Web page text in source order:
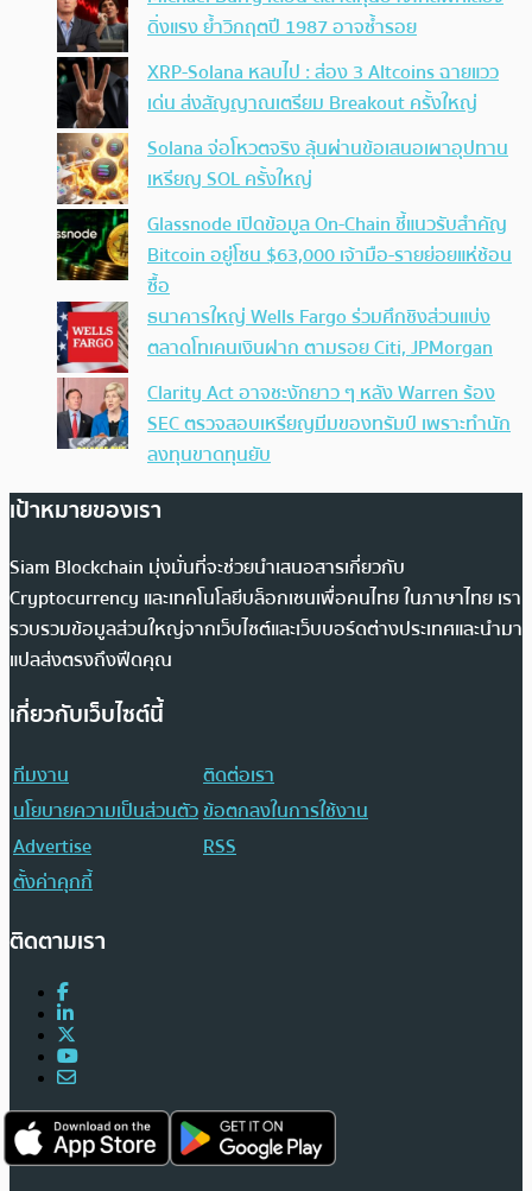
ดิ่งแรง ย้ำวิกฤตปี 1987 อาจซ้ำรอย
XRP-Solana หลบไป : ส่อง 3 Altcoins ฉายแวว
เด่น ส่งสัญญาณเตรียม Breakout ครั้งใหญ่
Solana จ่อโหวตจริง ลุ้นผ่านข้อเสนอเผาอุปทาน
เหรียญ SOL ครั้งใหญ่
Glassnode เปิดข้อมูล On-Chain ชี้แนวรับสำคัญ
Bitcoin อยู่โซน $63,000 เจ้ามือ-รายย่อยแห่ช้อน
ซื้อ
ธนาคารใหญ่ Wells Fargo ร่วมศึกชิงส่วนแบ่ง
ตลาดโทเคนเงินฝาก ตามรอย Citi, JPMorgan
Clarity Act อาจชะงักยาว ๆ หลัง Warren ร้อง
SEC ตรวจสอบเหรียญมีมของทรัมป์ เพราะทำนัก
ลงทุนขาดทุนยับ
เป้าหมายของเรา
Siam Blockchain มุ่งมั่นที่จะช่วยนำเสนอสารเกี่ยวกับ
Cryptocurrency และเทคโนโลยีบล็อกเชนเพื่อคนไทย ในภาษาไทย เรา
รวบรวมข้อมูลส่วนใหญ่จากเว็บไซต์และเว็บบอร์ดต่างประเทศและนำมา
แปลส่งตรงถึงฟีดคุณ
เกี่ยวกับเว็บไซต์นี้
ทีมงาน
ติดต่อเรา
นโยบายความเป็นส่วนตัวข้อตกลงในการใช้งาน
Advertise
RSS
ตั้งค่าคุกกี้
ติดตามเรา